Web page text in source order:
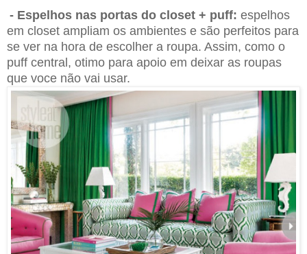
- Espelhos nas portas do closet + puff: espelhos
em closet ampliam os ambientes e são perfeitos para
se ver na hora de escolher a roupa. Assim, como o
puff central, otimo para apoio em deixar as roupas
que voce não vai usar.